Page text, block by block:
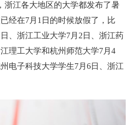
浙江各大地区的大学都发布了暑
经在7月1日的时候放假了，比
、‌浙江工业大学‌7月2日、‌浙江药
理工大学和杭州师范大学‌7月4
电子科技大学‌学生7月6日、‌浙江